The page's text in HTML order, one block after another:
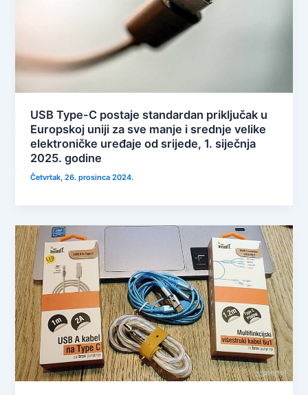
USB Type-C postaje standardan priključak u
Europskoj uniji za sve manje i srednje velike
elektroničke uređaje od srijede, 1. siječnja
2025. godine
Četvrtak, 26. prosinca 2024.